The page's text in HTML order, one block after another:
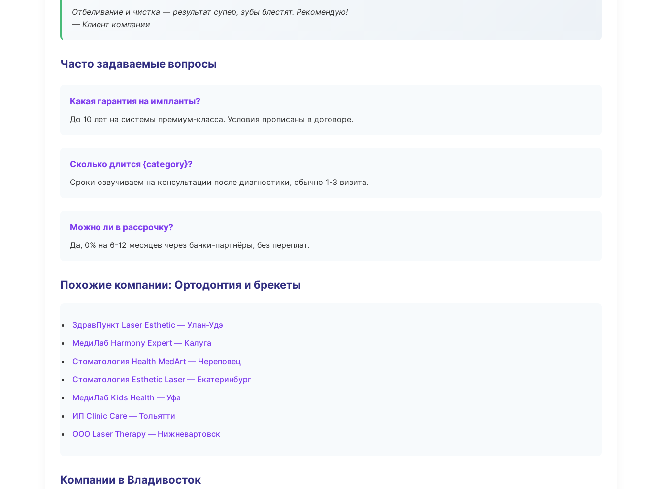
Отбеливание и чистка — результат супер, зубы блестят. Рекомендую!
— Клиент компании
Часто задаваемые вопросы
Какая гарантия на импланты?
До 10 лет на системы премиум-класса. Условия прописаны в договоре.
Сколько длится {category}?
Сроки озвучиваем на консультации после диагностики, обычно 1-3 визита.
Можно ли в рассрочку?
Да, 0% на 6-12 месяцев через банки-партнёры, без переплат.
Похожие компании: Ортодонтия и брекеты
ЗдравПункт Laser Esthetic — Улан-Удэ
МедиЛаб Harmony Expert — Калуга
Стоматология Health MedArt — Череповец
Стоматология Esthetic Laser — Екатеринбург
МедиЛаб Kids Health — Уфа
ИП Clinic Care — Тольятти
ООО Laser Therapy — Нижневартовск
Компании в Владивосток